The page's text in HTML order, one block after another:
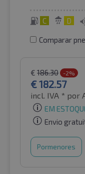
C D
Comparar
€ 186.30 -2%
€182.57
incl. IVA * por
EM
Envio
Pormenores